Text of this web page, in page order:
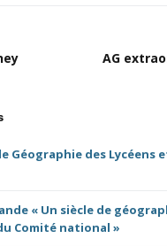
AG
Géographie des Lycéens
« Un siècle de
Comité national »